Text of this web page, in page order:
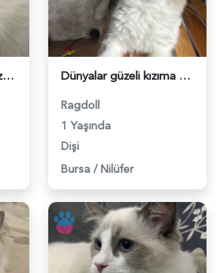
Ragdoll Dişi 8 Aylık Kızgınlıkta - 118983739 Dünyalar güzeli kızıma eş arıyoruz - 118983380
Ragdoll
1 Yaşında
Dişi
Bursa / Nilüfer